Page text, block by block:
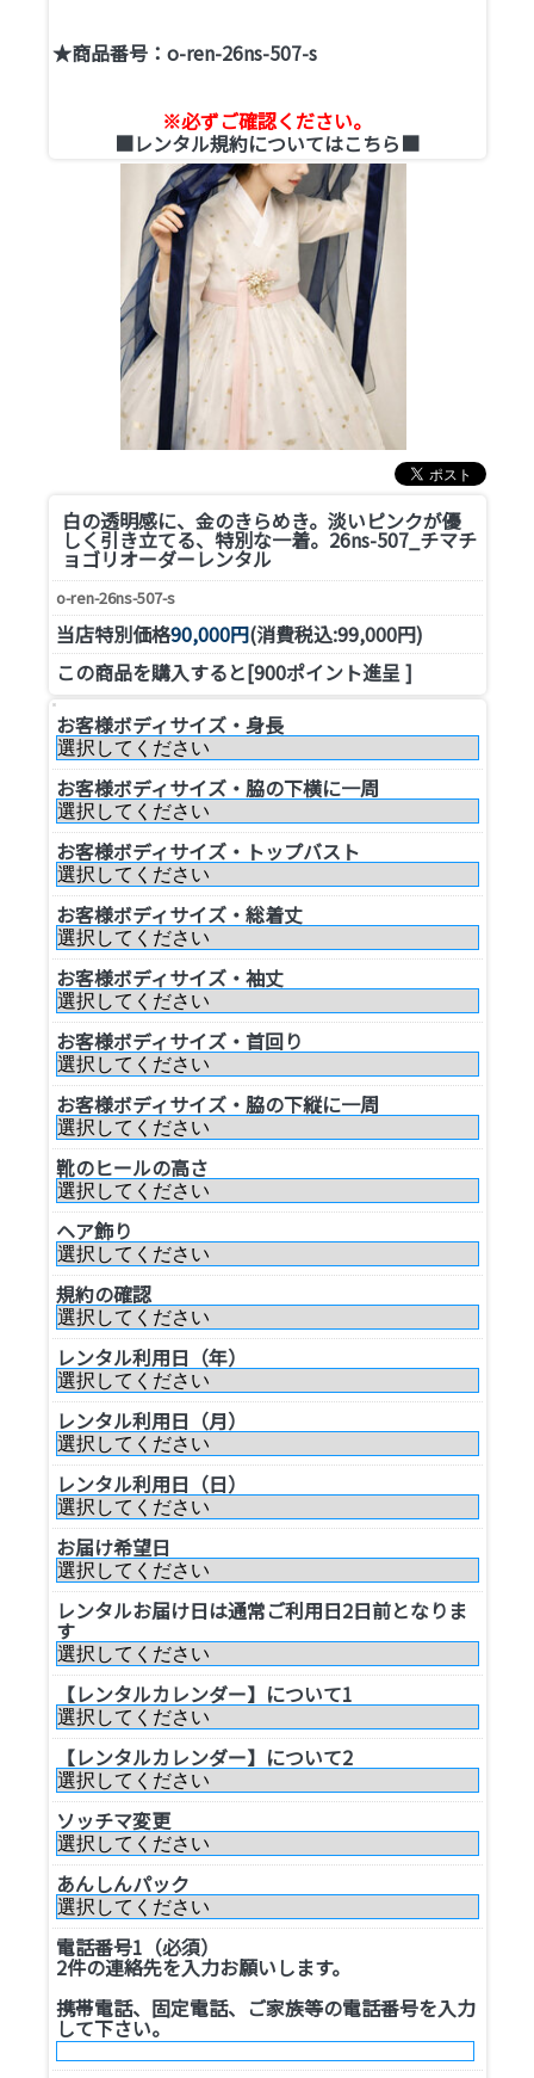
★商品番号：o-ren-26ns-507-s
※必ずご確認ください。
■レンタル規約についてはこちら■
白の透明感に、金のきらめき。淡いピンクが優
しく引き立てる、特別な一着。 26ns-507_チマチ
ョゴリオーダーレンタル
o-ren-26ns-507-s
当店特別価格90,000円(消費税込:99,000円)
この商品を購入すると[900ポイント進呈 ]
お客様ボディサイズ・身長
お客様ボディサイズ・脇の下横に一周
お客様ボディサイズ・トップバスト
お客様ボディサイズ・総着丈
お客様ボディサイズ・袖丈
お客様ボディサイズ・首回り
お客様ボディサイズ・脇の下縦に一周
靴のヒールの高さ
ヘア飾り
規約の確認
レンタル利用日（年）
レンタル利用日（月）
レンタル利用日（日）
お届け希望日
レンタルお届け日は通常ご利用日2日前となりま
す
【レンタルカレンダー】について1
【レンタルカレンダー】について2
ソッチマ変更
あんしんパック
電話番号1（必須）
2件の連絡先を入力お願いします。
携帯電話、固定電話、ご家族等の電話番号を入力
して下さい。